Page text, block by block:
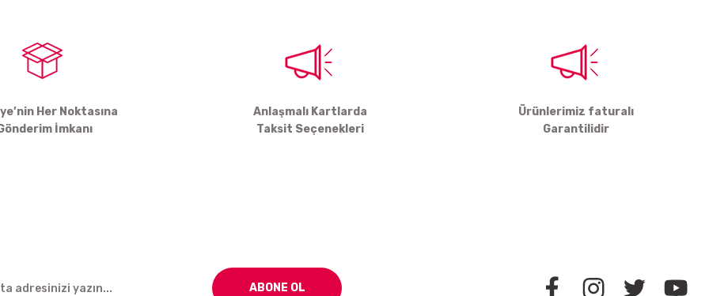
Her Noktasına
İmkanı
Anlaşmalı Kartlarda
Taksit Seçenekleri
Ürünlerimiz faturalı
Garantilidir
ABONE OL